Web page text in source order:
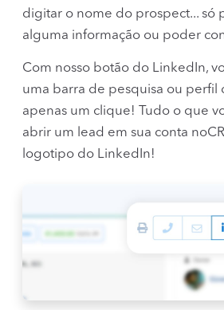
digitar o nome do prospect... só
alguma informação ou poder
Com nosso botão do LinkedIn,
uma barra de pesquisa ou perfil
apenas um clique! Tudo o que
abrir um lead em sua conta
logotipo do LinkedIn!